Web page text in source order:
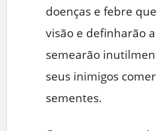
doenças e febre
visão e definharão
semearão
seus inimigos
sementes.